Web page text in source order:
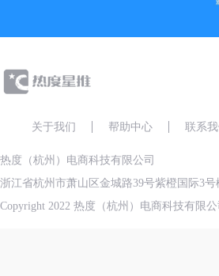
关于我们 帮助中心 联系我
热度（杭州）电商科技有限公司
浙江省杭州市萧山区金城路39号紫橙国际3号
Copyright 2022 热度（杭州）电商科技有限公